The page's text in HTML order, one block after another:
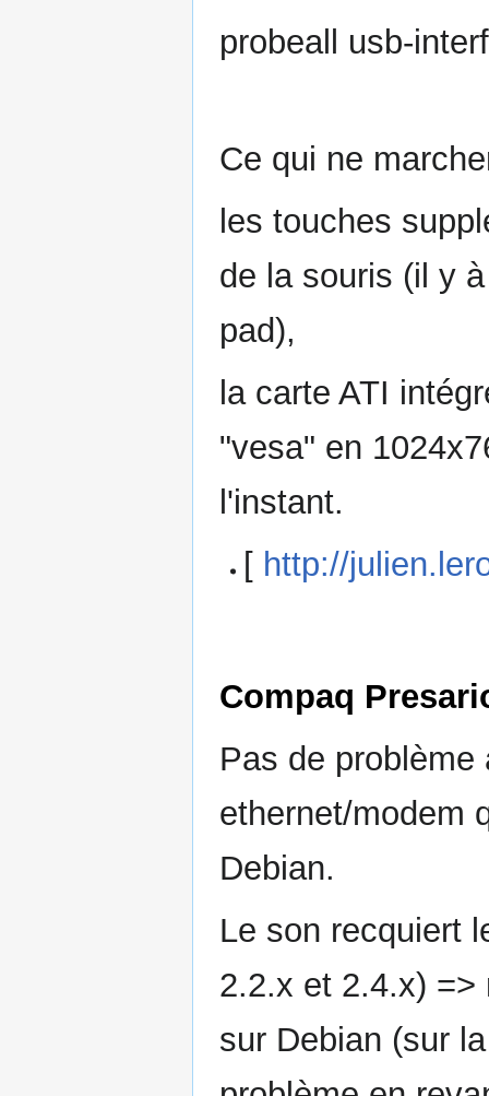
probeall usb-
Ce qui ne
les touches
de la souris (il y
pad),
la carte ATI
"vesa" en
l'instant.
[ http://
Compaq
Pas de
ethernet/modem
Debian.
Le son recquiert
2.2.x et 2.4.x) =>
sur Debian (sur